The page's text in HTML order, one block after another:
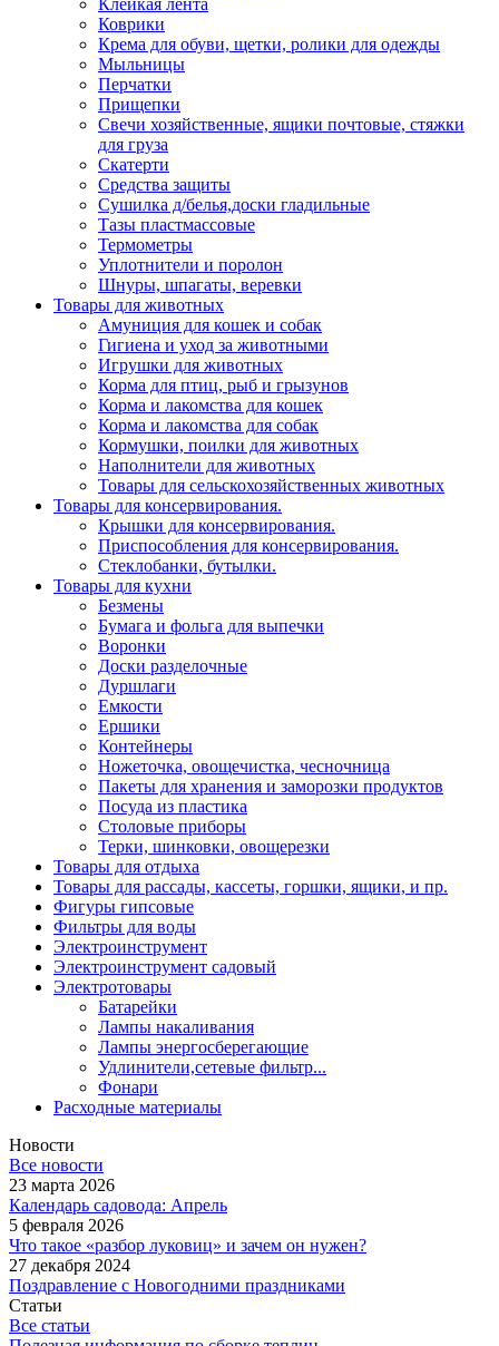
Коврики
Крема для обуви, щетки, ролики для одежды
Мыльницы
Перчатки
Прищепки
Свечи хозяйственные, ящики почтовые, стяжки
для груза
Скатерти
Средства защиты
Сушилка д/белья,доски гладильные
Тазы пластмассовые
Термометры
Уплотнители и поролон
Шнуры, шпагаты, веревки
Товары для животных
Амуниция для кошек и собак
Гигиена и уход за животными
Игрушки для животных
Корма для птиц, рыб и грызунов
Корма и лакомства для кошек
Корма и лакомства для собак
Кормушки, поилки для животных
Наполнители для животных
Товары для сельскохозяйственных животных
Товары для консервирования.
Крышки для консервирования.
Приспособления для консервирования.
Стеклобанки, бутылки.
Товары для кухни
Безмены
Бумага и фольга для выпечки
Воронки
Доски разделочные
Дуршлаги
Емкости
Ершики
Контейнеры
Ножеточка, овощечистка, чесночница
Пакеты для хранения и заморозки продуктов
Посуда из пластика
Столовые приборы
Терки, шинковки, овощерезки
Товары для отдыха
Товары для рассады, кассеты, горшки, ящики, и пр.
Фигуры гипсовые
Фильтры для воды
Электроинструмент
Электроинструмент садовый
Электротовары
Батарейки
Лампы накаливания
Лампы энергосберегающие
Удлинители,сетевые фильтр...
Фонари
Расходные материалы
Новости
Все новости
23 марта 2026
Календарь садовода: Апрель
5 февраля 2026
Что такое «разбор луковиц» и зачем он нужен?
27 декабря 2024
Поздравление с Новогодними праздниками
Статьи
Все статьи